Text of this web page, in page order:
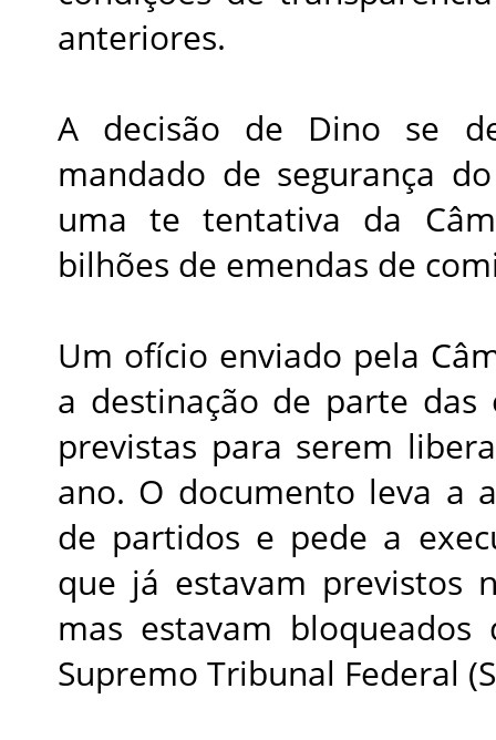
anteriores.
A decisão de Dino se
mandado de segurança
uma te tentativa da
bilhões de emendas de
Um ofício enviado pela
a destinação de parte das
previstas para serem
ano. O documento leva a
de partidos e pede a
que já estavam previstos
mas estavam
Supremo Tribunal Federal